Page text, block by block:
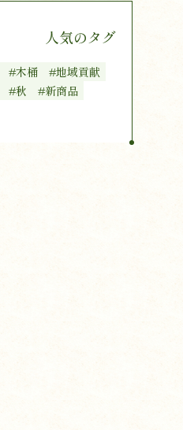
人気のタグ
#木桶
#地域貢献
#秋
#新商品